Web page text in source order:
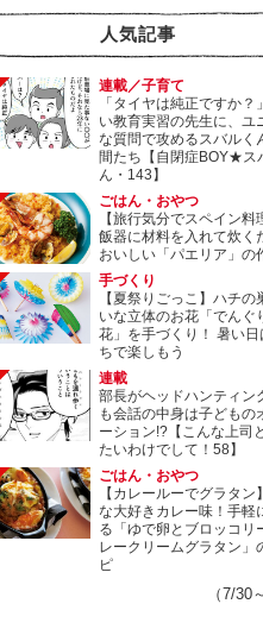
人気記事
連載／子育て
「タイヤは純正ですか？
い教育実習の先生に、ユ
な質問で攻めるスバルく
間たち【自閉症BOY★ス
ん・143】
ごはん・おやつ
【旅行気分でスペイン料
飯器に材料を入れて炊く
おいしい「パエリア」の
手づくり
【夏祭りごっこ】ハチの
いな立体のお花「でんぐ
花」を手づくり！ 暑い日
ちで楽しもう
連載
部長がヘッドハンティン
も会話の中身は子どもの
ーション!?【こんな上司
たいわけでして！58】
ごはん・おやつ
【カレールーでグラタン
な大好きカレー味！手軽
る「ゆで卵とブロッコリ
レークリームグラタン」
ピ
（7/30